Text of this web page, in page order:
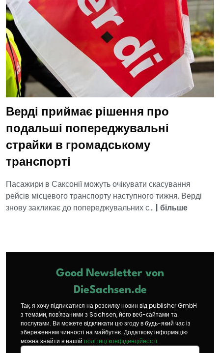
Верді приймає рішення про
подальші попереджувальні
страйки в громадському
транспорті
Пасажири в Саксонії можуть очікувати скасування
рейсів місцевого транспорту наступного тижня. Верді
знову закликає до попереджувальних с... | більше
Good Newsletter von
DieSachsen.de
Так, я хочу підписатися на розсилку новин від publisher GmbH
з темами, пов'язаними з Sachsen, його веб-сайтами та
послугами. Ви можете відкликати цю згоду в будь-який час із
збереженням чинності на майбутнє. Додаткову інформацію
можна знайти в нашій політиці конфіденційності.